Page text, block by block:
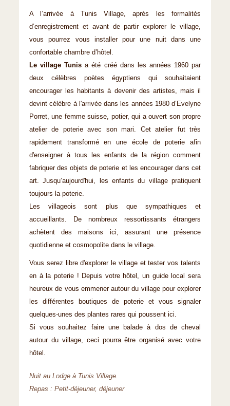
A l’arrivée à Tunis Village, après les formalités
d’enregistrement et avant de partir explorer le village,
vous pourrez vous installer pour une nuit dans une
confortable chambre d’hôtel.
Le village Tunisa été créé dans les années 1960 par
deux célèbres poètes égyptiens qui souhaitaient
encourager les habitants à devenir des artistes, mais il
devint célèbre à l'arrivée dans les années 1980 d’Evelyne
Porret, une femme suisse, potier, qui a ouvert son propre
atelier de poterie avec son mari. Cet atelier fut très
rapidement transformé en une école de poterie afin
d'enseigner à tous les enfants de la région comment
fabriquer des objets de poterie et les encourager dans cet
art. Jusqu’aujourd'hui, les enfants du village pratiquent
toujours la poterie.
Les villageois sont plus que sympathiques et
accueillants. De nombreux ressortissants étrangers
achètent des maisons ici, assurant une présence
quotidienne et cosmopolite dans le village.
Vous serez libre d'explorer le village et tester vos talents
en à la poterie ! Depuis votre hôtel, un guide local sera
heureux de vous emmener autour du village pour explorer
les différentes boutiques de poterie et vous signaler
quelques-unes des plantes rares qui poussent ici.
Si vous souhaitez faire une balade à dos de cheval
autour du village, ceci pourra être organisé avec votre
hôtel.
Nuit au Lodge à Tunis Village.
Repas : Petit-déjeuner, déjeuner